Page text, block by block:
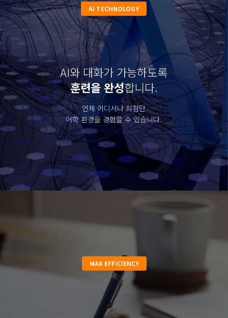
훈련'이 뇌를 깨웁니다.
✔ 학습 자신감: 영어가 터지면 공부에 속도가 붙습
AI TECHNOLOGY
AI와 대화가 가능하도록
훈련을 완성합니다.
언제 어디서나 최첨단
어학 환경을 경험할 수 있습니다.
MAX EFFICIENCY